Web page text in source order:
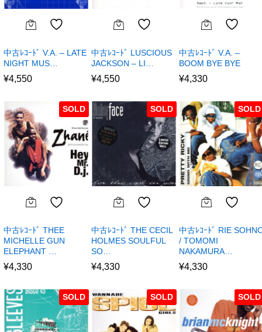
中古ﾚｺｰﾄﾞ V.A. – LATE
NIGHT MUS…
¥4,550
中古ﾚｺｰﾄﾞ LUSCIOUS
JACKSON – LI…
¥4,550
中古ﾚｺｰﾄﾞ V.A. –
BOOM BYE BYE
¥4,330
SOLD
中古ﾚｺｰﾄﾞ THEE
MICHELLE GUN
ELEPHANT …
¥4,330
SOLD
中古ﾚｺｰﾄﾞ THE CECIL
HOLMES SOULFUL
SO…
¥4,330
SOLD
中古ﾚｺｰﾄﾞ RIE
/ TOMOMI
NAKAMURA…
¥4,330
SOLD SOLD SOLD